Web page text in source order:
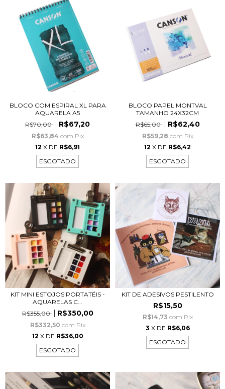
BLOCO COM ESPIRAL XL PARA
AQUARELA A5
R$70,00
R$67,20
R$63,84 com Pix
12 X DE R$6,91
ESGOTADO
BLOCO PAPEL MONTVAL
TAMANHO 24X32CM
R$65,00
R$62,40
R$59,28 com Pix
12 X DE R$6,42
ESGOTADO
KIT MINI ESTOJOS PORTATÉIS -
AQUARELAS C...
R$355,00
R$350,00
R$332,50 com Pix
12 X DE R$36,00
ESGOTADO
KIT DE ADESIVOS PESTILENTO
R$15,50
R$14,73 com Pix
3 X DE R$6,06
ESGOTADO